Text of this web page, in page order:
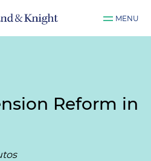
MENU
Reform in